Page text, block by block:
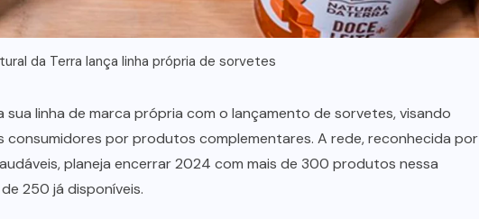
da Terra lança linha própria de sorvetes
sua linha de marca própria com o lançamento de sorvetes, visando
por produtos complementares. A rede, reconhecida por
planeja encerrar 2024 com mais de 300 produtos nessa
250 já disponíveis.